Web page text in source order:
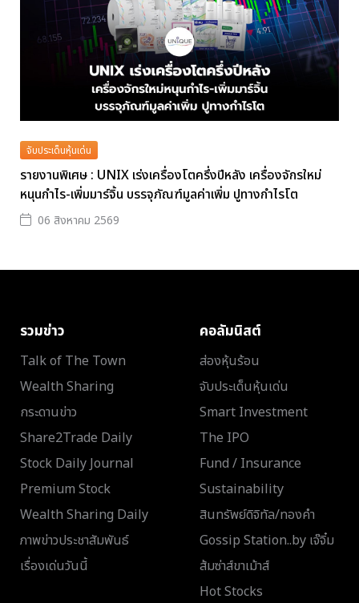
จับประเด็นหุ้นเด่น
รายงานพิเศษ : UNIX เร่งเครื่องโตครึ่งปีหลัง เครื่องจักรใหม่
หนุนกำไร-เพิ่มมาร์จิ้น บรรจุภัณฑ์มูลค่าเพิ่ม ปูทางกำไรโต
06 สิงหาคม 2569
รวมข่าว
Talk of The Town
Wealth Sharing
กระดานข่าว
Share2Trade Daily
Stock Daily Journal
Premium Stock
Wealth Sharing Daily
ภาพข่าวประชาสัมพันธ์
เรื่องเด่นวันนี้
คอลัมนิสต์
ส่องหุ้นร้อน
จับประเด็นหุ้นเด่น
Smart Investment
The IPO
Fund / Insurance
Sustainability
สินทรัพย์ดิจิทัล/ทองคำ
Gossip Station..by เจ๊จิ๋ม
ส้มซ่าส์ขาเม้าส์
Hot Stocks